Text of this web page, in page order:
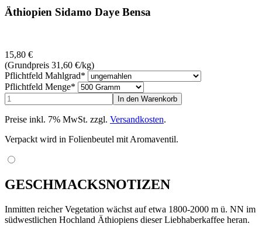
Äthiopien Sidamo Daye Bensa
15,80 €
(Grundpreis 31,60 €/kg)
Pflichtfeld Mahlgrad*
Pflichtfeld Menge*
Preise inkl. 7% MwSt. zzgl. Versandkosten.
Verpackt wird in Folienbeutel mit Aromaventil.
GESCHMACKSNOTIZEN
Inmitten reicher Vegetation wächst auf etwa 1800-2000 m ü. NN im
südwestlichen Hochland Äthiopiens dieser Liebhaberkaffee heran.